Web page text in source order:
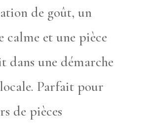
de goût, un
calme et une pièce
dans une démarche
Parfait pour
de pièces